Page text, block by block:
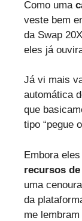
Como uma
veste bem
da Swap
eles já
Já vi mais
automática
que
tipo “pegue
Embora
recursos
uma
da
me